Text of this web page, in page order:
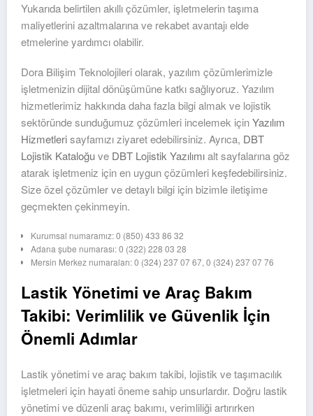
Yukarıda belirtilen akıllı çözümler, işletmelerin taşıma
maliyetlerini azaltmalarına ve rekabet avantajı elde
etmelerine yardımcı olabilir.
Dora Bilişim Teknolojileri olarak, yazılım çözümlerimizle
işletmenizin dijital dönüşümüne katkı sağlıyoruz. Yazılım
hizmetlerimiz hakkında daha fazla bilgi almak ve lojistik
sektöründe sunduğumuz çözümleri incelemek içinYazılım
Hizmetlerisayfamızı ziyaret edebilirsiniz. Ayrıca, DBT
Lojistik Kataloğuve DBT Lojistik Yazılımıalt sayfalarına göz
atarak işletmeniz için en uygun çözümleri keşfedebilirsiniz.
Size özel çözümler ve detaylı bilgi için bizimle iletişime
geçmekten çekinmeyin.
Kurumsal numaramız: 0 (850) 433 86 32
Adana şube numarası: 0 (322) 228 03 28
Mersin Merkez numaraları: 0 (324) 237 07 67, 0 (324) 237 07 76
Lastik Yönetimi ve Araç Bakım
Takibi: Verimlilik ve Güvenlik İçin
Önemli Adımlar
Lastik yönetimi ve araç bakım takibi, lojistik ve taşımacılık
işletmeleri için hayati öneme sahip unsurlardır. Doğru lastik
yönetimi ve düzenli araç bakımı, verimliliği artırırken